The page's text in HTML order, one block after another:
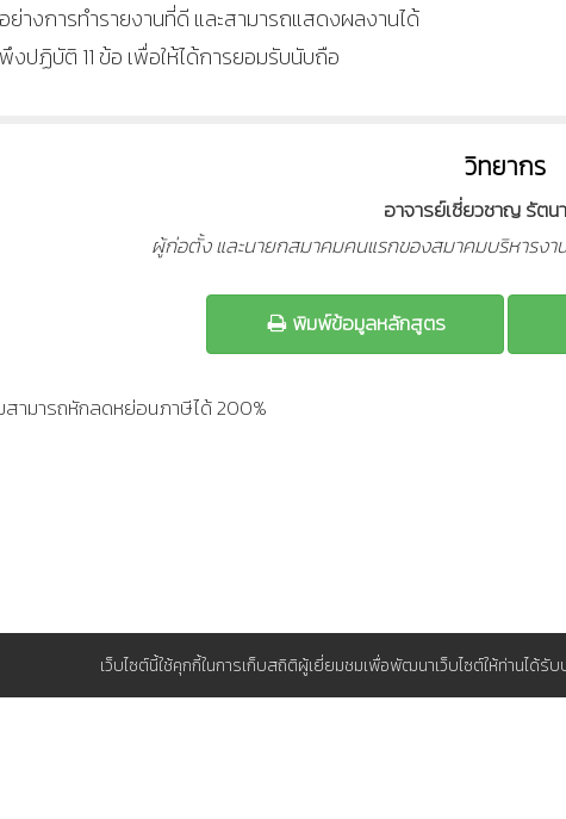
ย่างการทำรายงานที่ดี และสามารถแสดงผลงานได้
งปฏิบัติ 11 ข้อ เพื่อให้ได้การยอมรับนับถือ
วิทยากร
อาจารย์เชี่ยวชาญ รัตน
ผู้ก่อตั้ง และนายกสมาคมคนแรกของสมาคมบริหารงา
พิมพ์ข้อมูลหลักสูตร
สามารถหักลดหย่อนภาษีได้ 200%
เว็บไซต์นี้ใช้คุกกี้ในการเก็บสถิติผู้เยี่ยมชมเพื่อพัฒนาเว็บไซต์ให้ท่านได้